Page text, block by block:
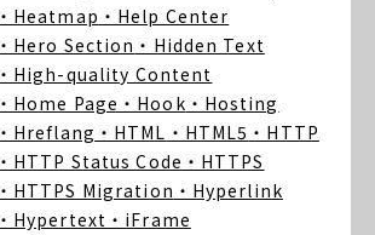
・Heatmap ・Help Center
・Hero Section ・Hidden Text
・High-quality Content
・Home Page ・Hook ・Hosting
・Hreflang ・HTML ・HTML5 ・HTTP
・HTTP Status Code ・HTTPS
・HTTPS Migration ・Hyperlink
・Hypertext ・iFrame